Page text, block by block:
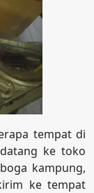
tempat di
ke toko
kampung,
ke tempat